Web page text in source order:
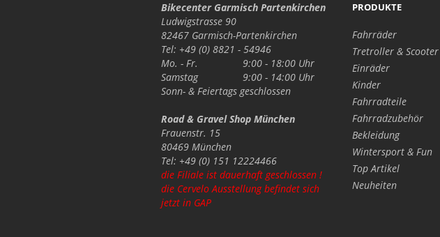
Bikecenter Garmisch Partenkirchen
Ludwigstrasse 90
82467 Garmisch-Partenkirchen
Tel: +49 (0) 8821 - 54946
Mo. - Fr.
9:00 - 18:00 Uhr
Samstag
9:00 - 14:00 Uhr
Sonn- & Feiertagsgeschlossen
Road & Gravel Shop München
Frauenstr. 15
80469 München
Tel: +49 (0) 151 12224466
die Filiale ist dauerhaft geschlossen !
die Cervelo Ausstellung befindet sich
jetzt in GAP
PRODUKTE
Fahrräder
Tretroller & Scooter
Einräder
Kinder
Fahrradteile
Fahrradzubehör
Bekleidung
Wintersport & Fun
Top Artikel
Neuheiten